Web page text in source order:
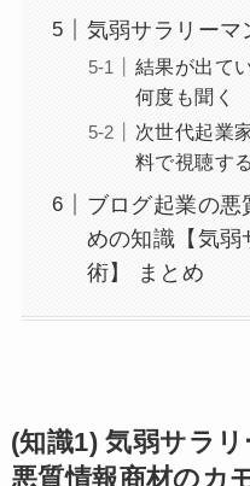
気弱サラリーマ
結果が出て
何度も聞く
次世代起業
料で視聴する
ブログ起業の悪
めの知識【気弱
術】 まとめ
(知識1) 気弱サラ
悪質情報商材のカ